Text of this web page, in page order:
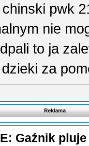
pwk
nie
to ja
za
Reklama
Gaźnik